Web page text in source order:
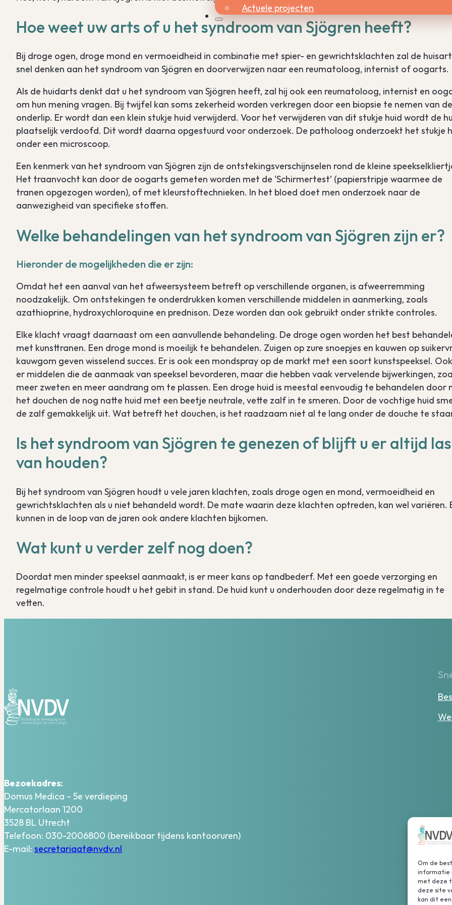
Om de
informatie
met deze
deze site
kan dit
Actuele projecten
Hoe weet uw arts of u het syndroom van Sjögren heeft?
Bij droge ogen, droge mond en vermoeidheid in combinatie met spier- en gewrichtsklachten zal de
snel denken aan het syndroom van Sjögren en doorverwijzen naar een reumatoloog, internist of oogarts.
Als de huidarts denkt dat u het syndroom van Sjögren heeft, zal hij ook een reumatoloog, internist en
om hun mening vragen. Bij twijfel kan soms zekerheid worden verkregen door een biopsie te nemen van de
onderlip. Er wordt dan een klein stukje huid verwijderd. Voor het verwijderen van dit stukje huid wordt de
plaatselijk verdoofd. Dit wordt daarna opgestuurd voor onderzoek. De patholoog onderzoekt het stukje
onder een microscoop.
Een kenmerk van het syndroom van Sjögren zijn de ontstekingsverschijnselen rond de kleine
Het traanvocht kan door de oogarts gemeten worden met de ‘Schirmertest’ (papierstripje waarmee de
tranen opgezogen worden), of met kleurstoftechnieken. In het bloed doet men onderzoek naar de
aanwezigheid van specifieke stoffen.
Welke behandelingen van het syndroom van Sjögren zijn er?
Hieronder de mogelijkheden die er zijn:
Omdat het een aanval van het afweersysteem betreft op verschillende organen, is afweerremming
noodzakelijk. Om ontstekingen te onderdrukken komen verschillende middelen in aanmerking, zoals
azathioprine, hydroxychloroquine en prednison. Deze worden dan ook gebruikt onder strikte controles.
Elke klacht vraagt daarnaast om een aanvullende behandeling. De droge ogen worden het best
met kunsttranen. Een droge mond is moeilijk te behandelen. Zuigen op zure snoepjes en kauwen op
kauwgom geven wisselend succes. Er is ook een mondspray op de markt met een soort kunstspeeksel.
er middelen die de aanmaak van speeksel bevorderen, maar die hebben vaak vervelende bijwerkingen,
meer zweten en meer aandrang om te plassen. Een droge huid is meestal eenvoudig te behandelen door
het douchen de nog natte huid met een beetje neutrale, vette zalf in te smeren. Door de vochtige huid
de zalf gemakkelijk uit. Wat betreft het douchen, is het raadzaam niet al te lang onder de douche te
Is het syndroom van Sjögren te genezen of blijft u er altijd
van houden?
Bij het syndroom van Sjögren houdt u vele jaren klachten, zoals droge ogen en mond, vermoeidheid en
gewrichtsklachten als u niet behandeld wordt. De mate waarin deze klachten optreden, kan wel variëren.
kunnen in de loop van de jaren ook andere klachten bijkomen.
Wat kunt u verder zelf nog doen?
Doordat men minder speeksel aanmaakt, is er meer kans op tandbederf. Met een goede verzorging en
regelmatige controle houdt u het gebit in stand. De huid kunt u onderhouden door deze regelmatig in te
vetten.
Bezoekadres:
Domus Medica – 5e verdieping
Mercatorlaan 1200
3528 BL Utrecht
Telefoon: 030-2006800 (bereikbaar tijdens kantooruren)
E-mail: secretariaat@nvdv.nl